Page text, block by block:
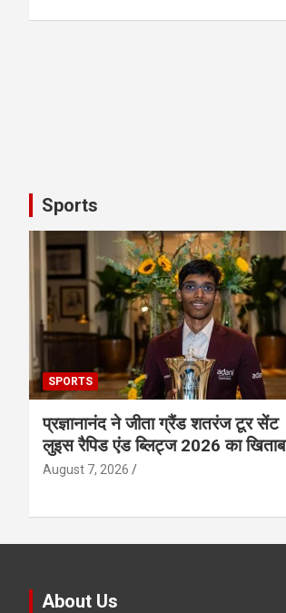
Sports
SPORTS
प्रज्ञानानंद ने जीता ग्रैंड शतरंज टूर सेंट
लुइस रैपिड एंड ब्लिट्ज 2026 का खिताब
August 7, 2026
About Us